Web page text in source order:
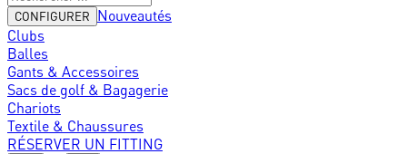
CONFIGURER
Nouveautés
Clubs
Balles
Gants & Accessoires
Sacs de golf & Bagagerie
Chariots
Textile & Chaussures
RÉSERVER UN FITTING